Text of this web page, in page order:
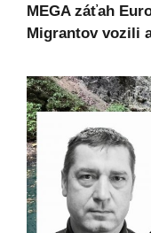
MEGA záťah
Migrantov vozili